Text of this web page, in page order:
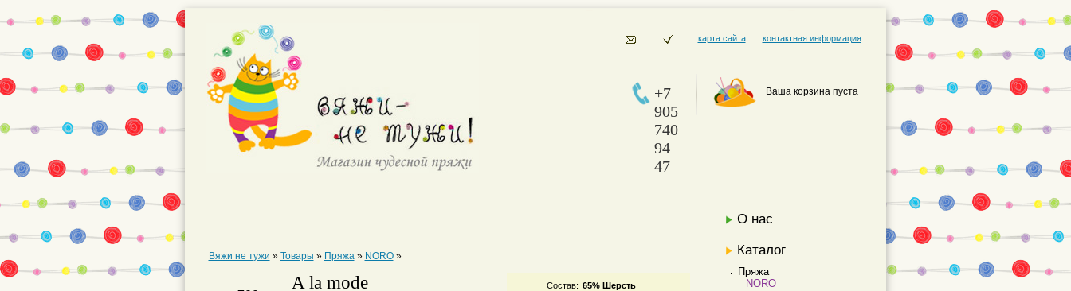
карта сайта контактная информация
+7
905
740
94
47
Ваша корзина пуста
Вяжи не тужи » Товары » Пряжа» NORO»
A la mode Состав: 65% Шерсть
О нас
Каталог
Пряжа
NORO